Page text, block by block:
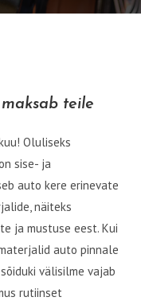
teile
Oluliseks
sise- ja
auto kere erinevate
näiteks
ja mustuse eest. Kui
auto pinnale
välisilme vajab
rutiinset